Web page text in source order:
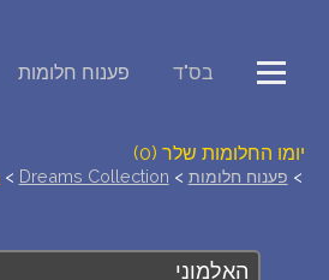
פענוח חלומות בס"דפירוש חלומות
יומן החלומות שלך (0)
> פענוח חלומות >
Dreams Collection
>